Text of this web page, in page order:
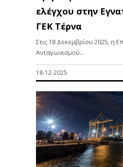
ελέγχου στην
ΓΕΚ Τέρνα
Στις 18 Δεκεμβρίου 2025, η
Ανταγωνισμού...
18-12-2025